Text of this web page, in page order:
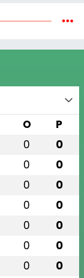
O P
0 0
0 0
0 0
0 0
0 0
0 0
0 0